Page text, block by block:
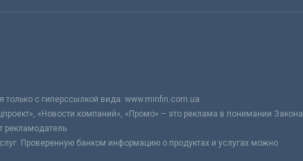
с гиперссылкой вида: www.minfin.com.ua
«Новости компаний», «Промо» – это реклама в понимании Закона
рекламодатель.
Проверенную банком информацию о продуктах и услугах можно